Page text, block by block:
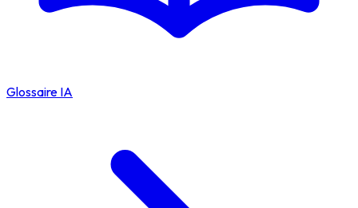
Glossaire IA